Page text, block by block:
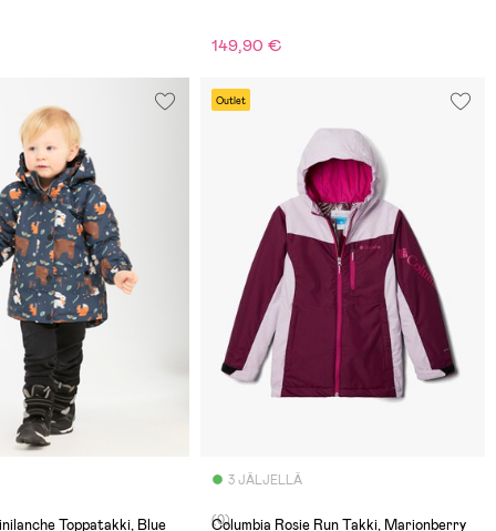
149,90 €
Toppatakki, Blue
Outlet
3 JÄLJELLÄ
(0)
Columbia Rosie Run Takki, Marionberry